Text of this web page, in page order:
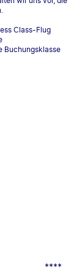
Class-Flug
Buchungsklasse
****